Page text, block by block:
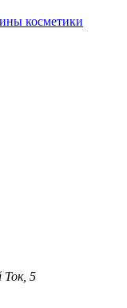
косметики
Ток, 5